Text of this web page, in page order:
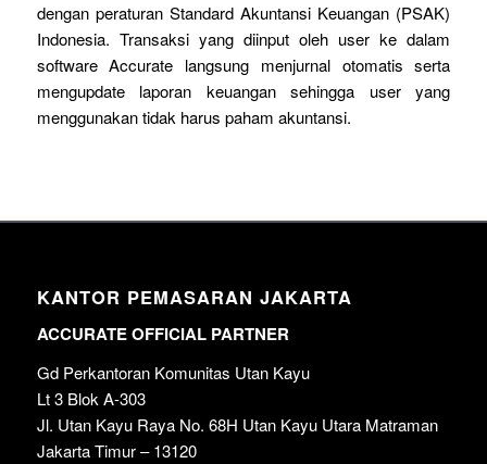
dengan peraturan Standard Akuntansi Keuangan (PSAK)
Indonesia. Transaksi yang diinput oleh user ke dalam
software Accurate langsung menjurnal otomatis serta
mengupdate laporan keuangan sehingga user yang
menggunakan tidak harus paham akuntansi.
KANTOR PEMASARAN JAKARTA
ACCURATE OFFICIAL PARTNER
Gd Perkantoran Komunitas Utan Kayu
Lt 3 Blok A-303
Jl. Utan Kayu Raya No. 68H Utan Kayu Utara Matraman
Jakarta Timur – 13120